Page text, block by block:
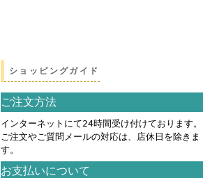
ショッピングガイド
ご注文方法
インターネットにて24時間受け付けております。
ご注文やご質問メールの対応は、店休日を除きま
す。
お支払いについて